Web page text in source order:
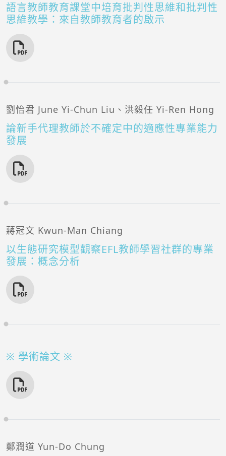
語言教師教育課堂中培育批判性思維和批判性
思維教學：來自教師教育者的啟示
劉怡君 June Yi-Chun Liu、洪毅任 Yi-Ren Hong
論新手代理教師於不確定中的適應性專業能力
發展
蔣冠文 Kwun-Man Chiang
以生態研究模型觀察EFL教師學習社群的專業
發展：概念分析
※ 學術論文 ※
鄭潤道 Yun-Do Chung